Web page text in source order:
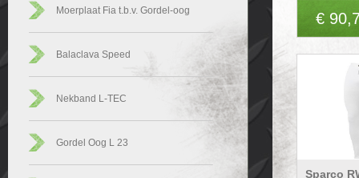
Moerplaat Fia t.b.v. Gordel-oog
Balaclava Speed
Nekband L-TEC
Gordel Oog L 23
€
Sparco